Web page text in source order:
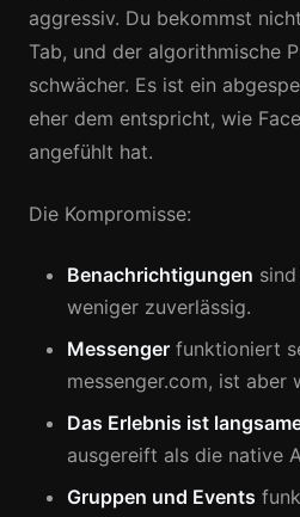
aggressiv. Du bekommst
Tab, und der algorithmische
schwächer. Es ist ein
eher dem entspricht, wie
angefühlt hat.
Die Kompromisse:
Benachrichtigungen
weniger zuverlässig.
Messenger funktioniert
messenger.com, ist aber
Das Erlebnis ist
ausgereift als die native
Gruppen und Events